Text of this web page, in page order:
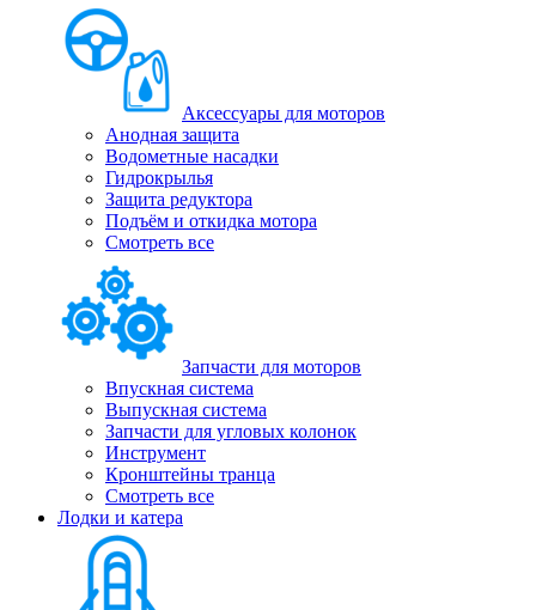
Аксессуары для моторов
Анодная защита
Водометные насадки
Гидрокрылья
Защита редуктора
Подъём и откидка мотора
Смотреть все
Запчасти для моторов
Впускная система
Выпускная система
Запчасти для угловых колонок
Инструмент
Кронштейны транца
Смотреть все
Лодки и катера